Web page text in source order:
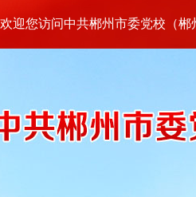
欢迎您访问中共郴州市委党校（